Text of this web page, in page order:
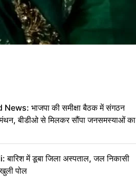
भाजपा की समीक्षा बैठक में संगठन
मंथन, बीडीओ से मिलकर सौंपा जनसमस्याओं का
बारिश में डूबा जिला अस्पताल, जल निकासी
पोल